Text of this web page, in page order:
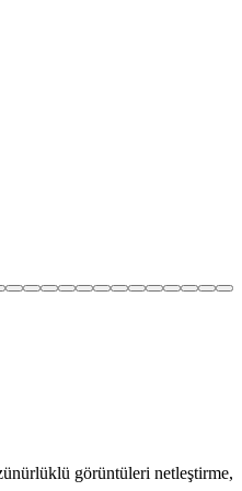
görüntüleri netleştirme,